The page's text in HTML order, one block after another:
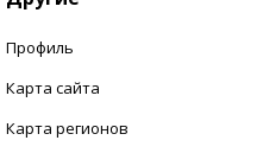
Профиль
Карта сайта
Карта регионов